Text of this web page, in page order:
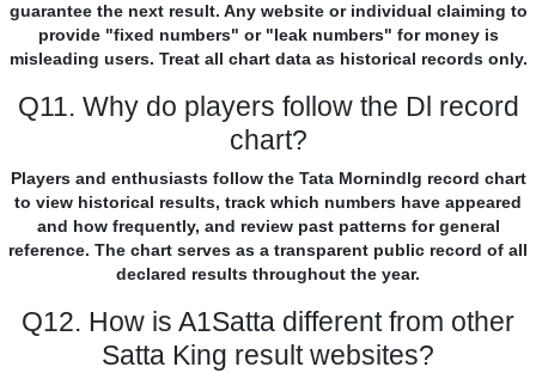
guarantee the next result. Any website or individual claiming to
provide "fixed numbers" or "leak numbers" for money is
misleading users. Treat all chart data as historical records only.
Q11. Why do players follow the Dl record
chart?
Players and enthusiasts follow the Tata Mornindlg record chart
to view historical results, track which numbers have appeared
and how frequently, and review past patterns for general
reference. The chart serves as a transparent public record of all
declared results throughout the year.
Q12. How is A1Satta different from other
Satta King result websites?